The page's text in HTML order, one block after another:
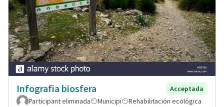
Infografia biosfera
Acceptada
Participant eliminada
Municipi
Rehabilitación ecológica